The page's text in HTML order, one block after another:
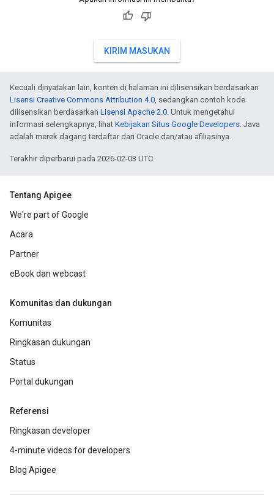
KIRIM MASUKAN
Kecuali dinyatakan lain, konten di halaman ini dilisensikan berdasarkan
Lisensi Creative Commons Attribution 4.0, sedangkan contoh kode
dilisensikan berdasarkan Lisensi Apache 2.0. Untuk mengetahui
informasi selengkapnya, lihat Kebijakan Situs Google Developers. Java
adalah merek dagang terdaftar dari Oracle dan/atau afiliasinya.
Terakhir diperbarui pada 2026-02-03 UTC.
Tentang Apigee
We're part of Google
Acara
Partner
eBook dan webcast
Komunitas dan dukungan
Komunitas
Ringkasan dukungan
Status
Portal dukungan
Referensi
Ringkasan developer
4-minute videos for developers
Blog Apigee